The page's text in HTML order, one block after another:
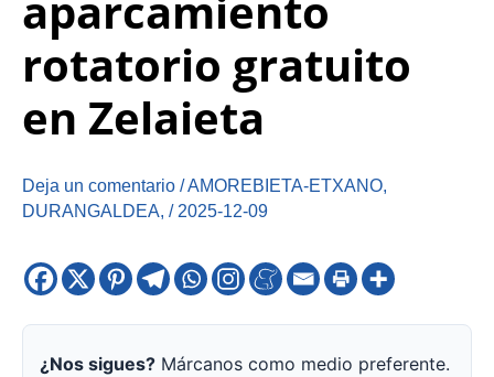
rotatorio gratuito
en Zelaieta
Deja un comentario /AMOREBIETA-ETXANO,
DURANGALDEA, / 2025-12-09
¿Nos sigues? Márcanos como medio preferente.